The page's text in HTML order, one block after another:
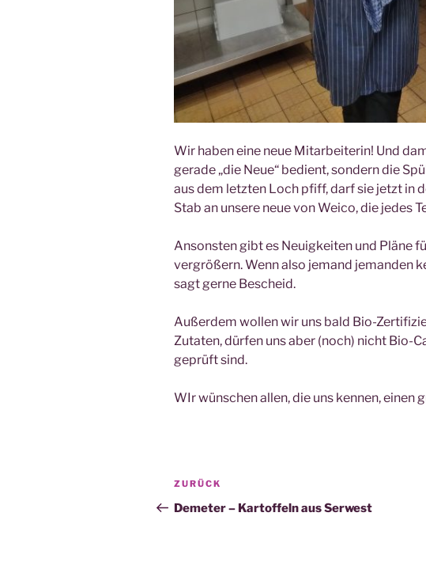
Wir haben eine neue Mitarbeiterin! Und
gerade „die Neue“ bedient, sondern die
aus dem letzten Loch pfiff, darf sie jetzt in
Stab an unsere neue von Weico, die jedes
Ansonsten gibt es Neuigkeiten und Pläne
vergrößern. Wenn also jemand jemanden
sagt gerne Bescheid.
Außerdem wollen wir uns bald Bio-
Zutaten, dürfen uns aber (noch) nicht Bio-
geprüft sind.
WIr wünschen allen, die uns kennen, einen
Beitragsnavigation
Vorheriger
Beitrag
ZURÜCK
Demeter – Kartoffeln aus Serwest